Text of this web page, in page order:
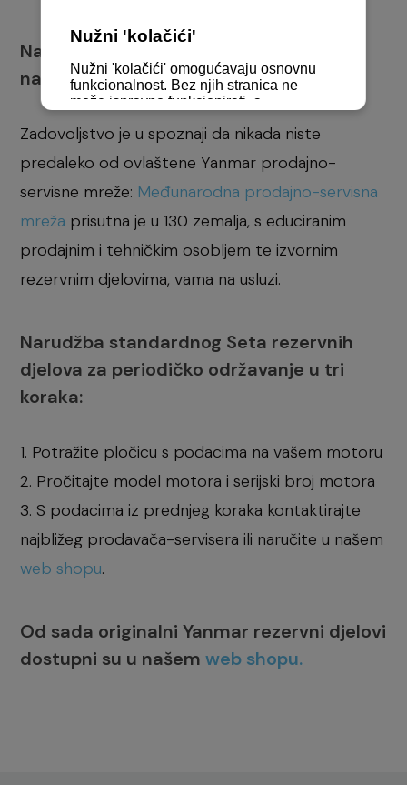
Naša usluga dostupna je gdje god se
nalazili ili plovili
Zadovoljstvo je u spoznaji da nikada niste
predaleko od ovlaštene Yanmar prodajno-
servisne mreže: Međunarodna prodajno-servisna
mreža prisutna je u 130 zemalja, s educiranim
prodajnim i tehničkim osobljem te izvornim
rezervnim djelovima, vama na usluzi.
Narudžba standardnog Seta rezervnih
djelova za periodičko održavanje u tri
koraka:
1. Potražite pločicu s podacima na vašem motoru
2. Pročitajte model motora i serijski broj motora
3. S podacima iz prednjeg koraka kontaktirajte
najbližeg prodavača-servisera ili naručite u našem
web shopu.
Od sada originalni Yanmar rezervni djelovi
dostupni su u našem web shopu.